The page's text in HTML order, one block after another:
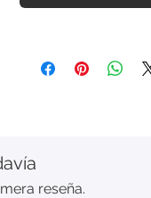
reseña.